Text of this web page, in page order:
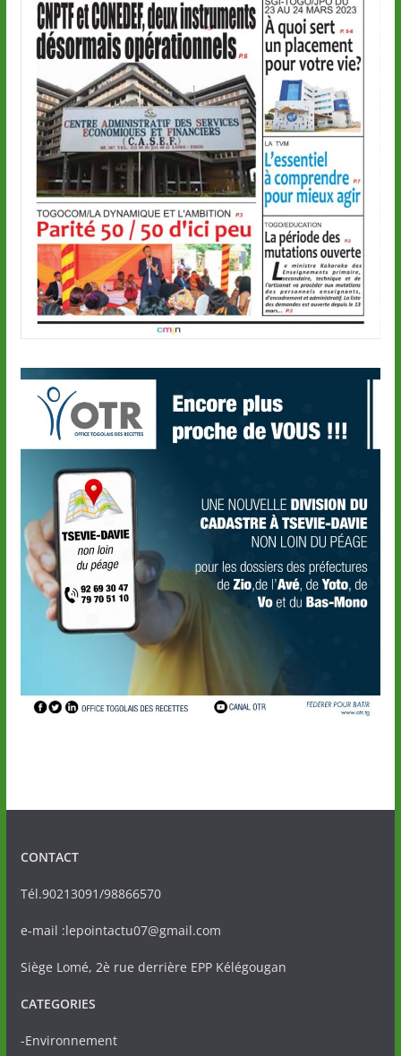
CONTACT
Tél.90213091/98866570
e-mail :lepointactu07@gmail.com
Siège Lomé, 2è rue derrière EPP Kélégougan
CATEGORIES
-Environnement